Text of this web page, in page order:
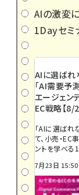
AIの激変
1Dayセミ
AIに選ばれ
「AI需要予
エージェン
EC戦略【8/
「AIに選ばれ
て、小売・
ントを学べる
7月23日 15:50